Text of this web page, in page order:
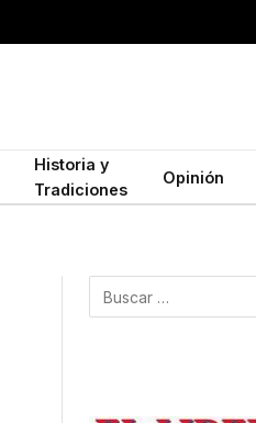
Historia y
Tradiciones
Opinión